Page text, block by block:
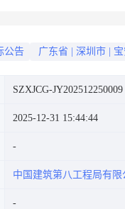
公告 广东省 深圳市
SZXJCG-JY202512250009
2025-12-31 15:44:44
中国建筑第八工程局有限